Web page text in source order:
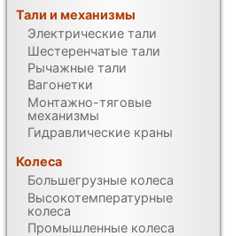
Тали и механизмы
Электрические тали
Шестеренчатые тали
Рычажные тали
Вагонетки
Монтажно-тяговые
механизмы
Гидравлические краны
Колеса
Большегрузные колеса
Высокотемпературные
колеса
Промышленные колеса